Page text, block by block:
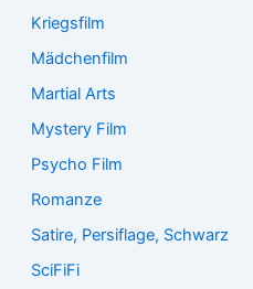
Kriegsfilm
Mädchenfilm
Martial Arts
Mystery Film
Psycho Film
Romanze
Satire, Persiflage, Schwarz
SciFiFi